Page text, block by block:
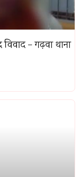
– गढ़वा थाना